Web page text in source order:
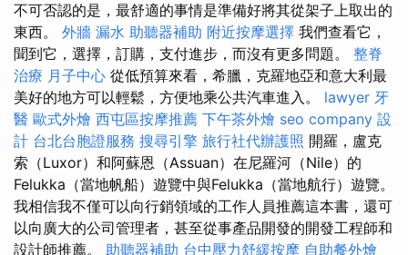
不可否認的是，最舒適的事情是準備好將其從架子上取出的
東西。 外牆 漏水 助聽器補助 附近按摩選擇 我們查看它，
聞到它，選擇，訂購，支付進步，而沒有更多問題。 整脊
治療 月子中心 從低預算來看，希臘，克羅地亞和意大利最
美好的地方可以輕鬆，方便地乘公共汽車進入。 lawyer 牙
醫 歐式外燴 西屯區按摩推薦 下午茶外燴 seo company 設
計 台北台胞證服務 搜尋引擎 旅行社代辦護照 開羅，盧克
索（Luxor）和阿蘇恩（Assuan）在尼羅河（Nile）的
Felukka（當地帆船）遊覽中與Felukka（當地航行）遊覽。
我相信我不僅可以向行銷領域的工作人員推薦這本書，還可
以向廣大的公司管理者，甚至從事產品開發的開發工程師和
設計師推薦。 助聽器補助 台中壓力舒緩按摩 自助餐外燴